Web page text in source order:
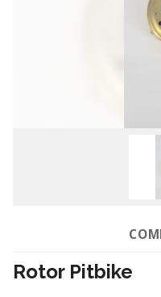
Rotor Pitbike